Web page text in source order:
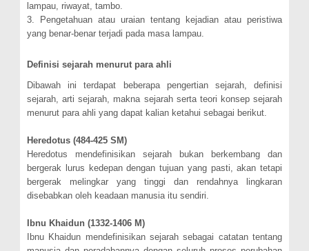
lampau, riwayat, tambo.
3. Pengetahuan atau uraian tentang kejadian atau peristiwa
yang benar-benar terjadi pada masa lampau.
Definisi sejarah menurut para ahli
Dibawah ini terdapat beberapa pengertian sejarah, definisi
sejarah, arti sejarah, makna sejarah serta teori konsep sejarah
menurut para ahli yang dapat kalian ketahui sebagai berikut.
Heredotus (484-425 SM)
Heredotus mendefinisikan sejarah bukan berkembang dan
bergerak lurus kedepan dengan tujuan yang pasti, akan tetapi
bergerak melingkar yang tinggi dan rendahnya lingkaran
disebabkan oleh keadaan manusia itu sendiri.
Ibnu Khaidun (1332-1406 M)
Ibnu Khaidun mendefinisikan sejarah sebagai catatan tentang